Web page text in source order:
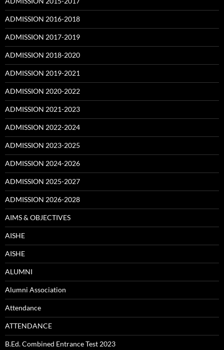
ADMISSION 2016-2018
ADMISSION 2017-2019
ADMISSION 2018-2020
ADMISSION 2019-2021
ADMISSION 2020-2022
ADMISSION 2021-2023
ADMISSION 2022-2024
ADMISSION 2023-2025
ADMISSION 2024-2026
ADMISSION 2025-2027
ADMISSION 2026-2028
AIMS & OBJECTIVES
AISHE
AISHE
ALUMNI
Alumni Association
Attendance
ATTENDANCE
B.Ed. Combined Entrance Test 2023